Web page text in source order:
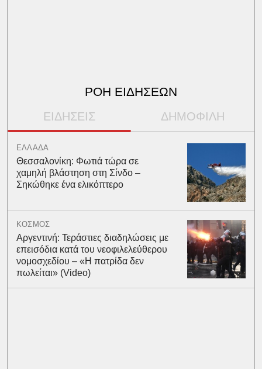
ΡΟΗ ΕΙΔΗΣΕΩΝ
ΕΙΔΗΣΕΙΣ ΔΗΜΟΦΙΛΗ
ΕΛΛΑΔΑ
Θεσσαλονίκη: Φωτιά τώρα σε
χαμηλή βλάστηση στη Σίνδο –
Σηκώθηκε ένα ελικόπτερο
ΚΟΣΜΟΣ
Αργεντινή: Τεράστιες διαδηλώσεις με
επεισόδια κατά του νεοφιλελεύθερου
νομοσχεδίου – «Η πατρίδα δεν
πωλείται» (Video)